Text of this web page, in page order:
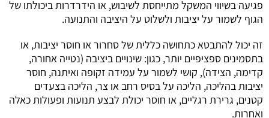
פגיעה בשיווי המשקל מתייחסת לשיבוש, או הידרדרות ביכולתו של
הגוף לשמור על יציבות ולשלוט על היציבה והתנועה.
זה יכול להתבטא כתחושה כללית של סחרור או חוסר יציבות, או
בתסמינים ספציפיים יותר, כגון: שינויים ביציבה (נטייה אחורה,
קדימה, הצידה), קושי לשמור על עמידה זקופה ואיתנה, חוסר
יציבות בהליכה, הליכה על בסיס רחב או צר, הליכה בצעדים
קטנים, גרירת רגליים, או חוסר יכולת לבצע תנועות ופעולות כאלה
ואחרות.